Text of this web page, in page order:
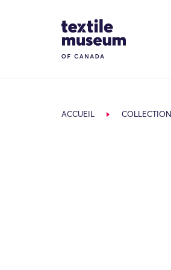
Site Logo
ACCUEIL COLLECTION